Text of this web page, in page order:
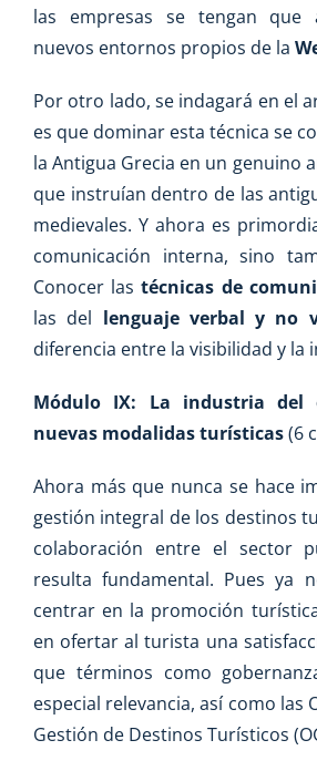
las empresas se tengan que
nuevos entornos propios de la
Por otro lado, se indagará en el
es que dominar esta técnica se
la Antigua Grecia en un genuino
que instruían dentro de las
medievales. Y ahora es
comunicación interna, sino
Conocer lastécnicas de
las del lenguaje verbal y no
diferencia entre la visibilidad y la
Módulo IX: La industria del
nuevas modalidas turísticas(6
Ahora más que nunca se hace
gestión integral de los destinos
colaboración entre el sector
resulta fundamental. Pues ya
centrar en la promoción
en ofertar al turista una
que términos como
especial relevancia, así como las
Gestión de Destinos Turísticos